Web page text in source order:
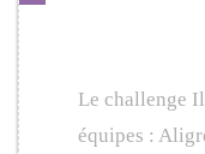
Le challenge
équipes :